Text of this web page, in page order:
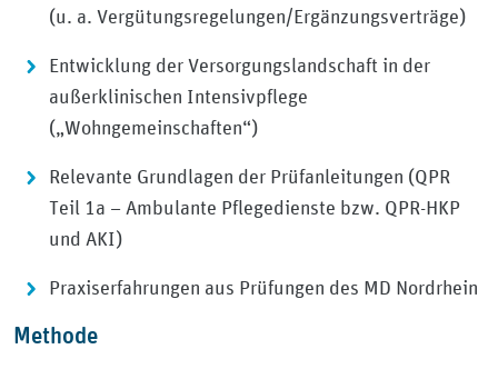
(u. a. Vergütungsregelungen/Ergänzungsverträge)
Entwicklung der Versorgungslandschaft in der
außerklinischen Intensivpflege
(„Wohngemeinschaften“)
Relevante Grundlagen der Prüfanleitungen (QPR
Teil 1a – Ambulante Pflegedienste bzw. QPR-HKP
und AKI)
Praxiserfahrungen aus Prüfungen des MD Nordrhein
Methode